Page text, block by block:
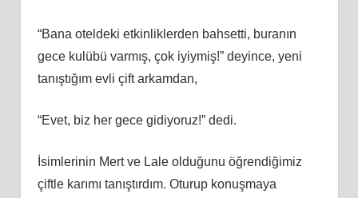
“Bana oteldeki etkinliklerden bahsetti, buranın
gece kulübü varmış, çok iyiymiş!” deyince, yeni
tanıştığım evli çift arkamdan,
“Evet, biz her gece gidiyoruz!” dedi.
İsimlerinin Mert ve Lale olduğunu öğrendiğimiz
çiftle karımı tanıştırdım. Oturup konuşmaya